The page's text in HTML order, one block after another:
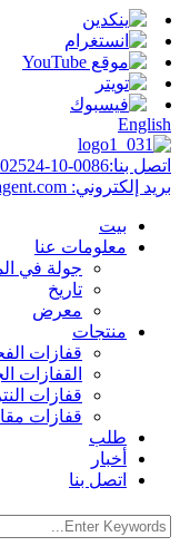
English
اتصل بنا:0086-10-81502524
بريد إلكتروني:
بيت
معلومات عنا
جولة في
تاريخ
معرض
منتجات
قفازات
القفازات
قفازات
قفازات
طلب
أخبار
اتصل بنا